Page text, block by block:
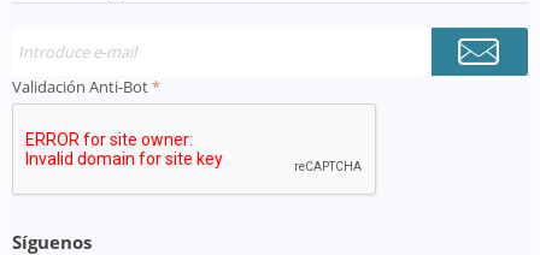
Validación Anti-Bot
Síguenos